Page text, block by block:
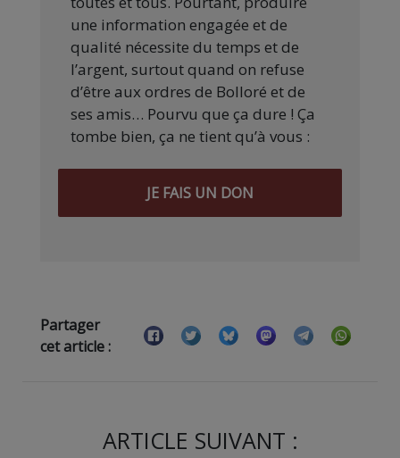
une information engagée et de
qualité nécessite du temps et de
l’argent, surtout quand on refuse
d’être aux ordres de Bolloré et de
ses amis… Pourvu que ça dure ! Ça
tombe bien, ça ne tient qu’à vous :
JE FAIS UN DON
Partager
cet article :
ARTICLE SUIVANT :